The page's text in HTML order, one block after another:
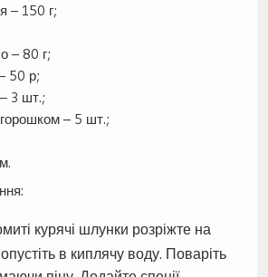
– 150 г;
– 80 г;
50 р;
3 шт.;
– 5 шт.;
курячі шлунки розріжте на
в киплячу воду. Поваріть